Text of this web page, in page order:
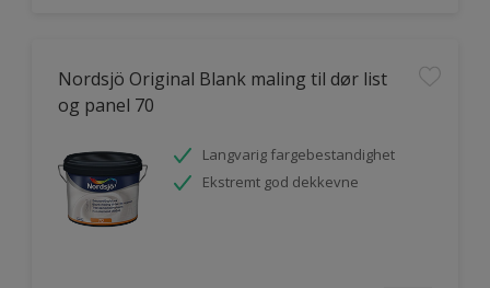
Nordsjö Original Blank maling til dør list
og panel 70
Langvarig fargebestandighet
Ekstremt god dekkevne